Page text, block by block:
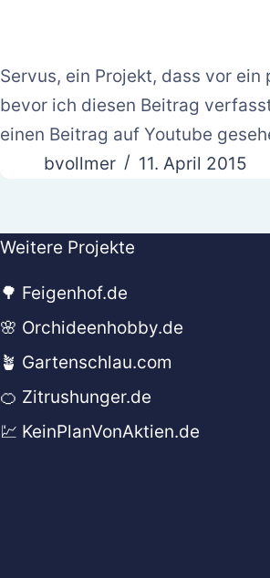
Servus, ein Projekt, dass vor
bevor ich diesen Beitrag
einen Beitrag auf Youtube
bvollmer
11. April 2015
Weitere Projekte
🌳 Feigenhof.de
🌸 Orchideenhobby.de
🪴 Gartenschlau.com
🍊 Zitrushunger.de
💹 KeinPlanVonAktien.de